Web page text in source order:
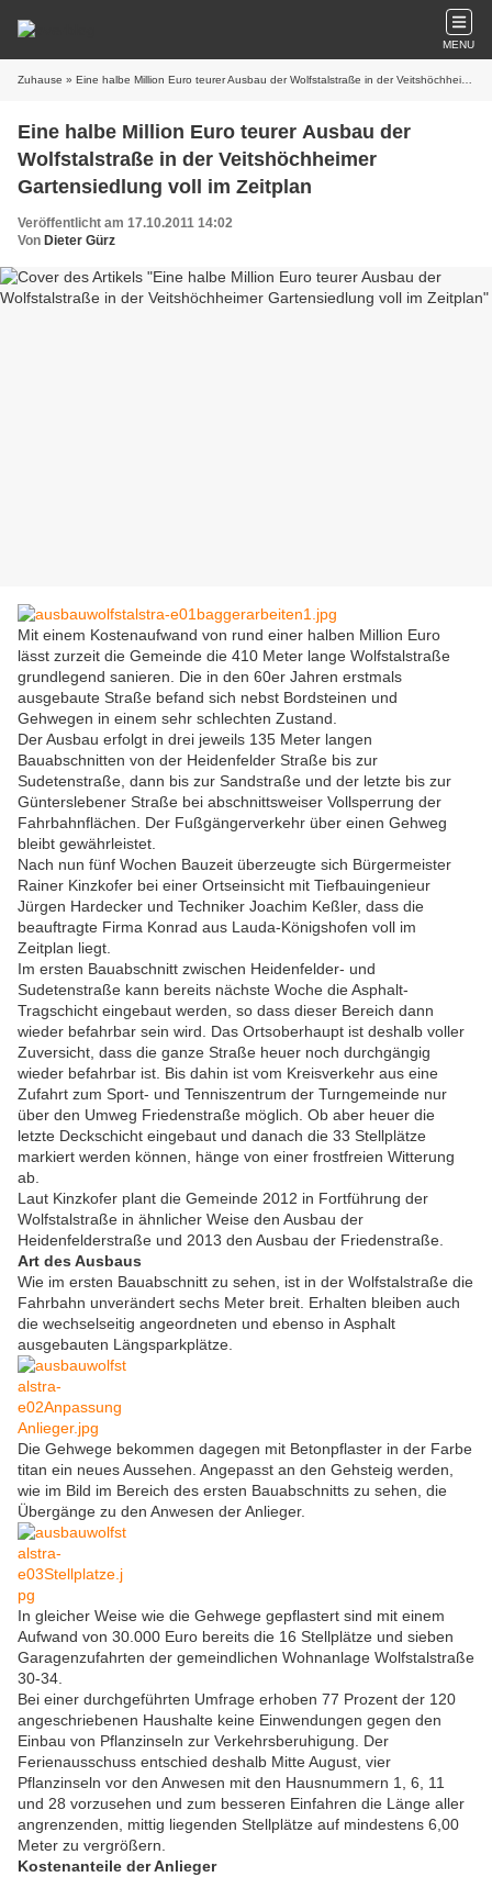
MENU
Zuhause » Eine halbe Million Euro teurer Ausbau der Wolfstalstraße in der Veitshöchheimer Gartensiedlung voll im Zeitplan
Eine halbe Million Euro teurer Ausbau der
Wolfstalstraße in der Veitshöchheimer
Gartensiedlung voll im Zeitplan
Veröffentlicht am 17.10.2011 14:02
Von Dieter Gürz
Mit einem Kostenaufwand von rund einer halben Million Euro
lässt zurzeit die Gemeinde die 410 Meter lange Wolfstalstraße
grundlegend sanieren. Die in den 60er Jahren erstmals
ausgebaute Straße befand sich nebst Bordsteinen und
Gehwegen in einem sehr schlechten Zustand.
Der Ausbau erfolgt in drei jeweils 135 Meter langen
Bauabschnitten von der Heidenfelder Straße bis zur
Sudetenstraße, dann bis zur Sandstraße und der letzte bis zur
Günterslebener Straße bei abschnittsweiser Vollsperrung der
Fahrbahnflächen. Der Fußgängerverkehr über einen Gehweg
bleibt gewährleistet.
Nach nun fünf Wochen Bauzeit überzeugte sich Bürgermeister
Rainer Kinzkofer bei einer Ortseinsicht mit Tiefbauingenieur
Jürgen Hardecker und Techniker Joachim Keßler, dass die
beauftragte Firma Konrad aus Lauda-Königshofen voll im
Zeitplan liegt.
Im ersten Bauabschnitt zwischen Heidenfelder- und
Sudetenstraße kann bereits nächste Woche die Asphalt-
Tragschicht eingebaut werden, so dass dieser Bereich dann
wieder befahrbar sein wird. Das Ortsoberhaupt ist deshalb voller
Zuversicht, dass die ganze Straße heuer noch durchgängig
wieder befahrbar ist. Bis dahin ist vom Kreisverkehr aus eine
Zufahrt zum Sport- und Tenniszentrum der Turngemeinde nur
über den Umweg Friedenstraße möglich. Ob aber heuer die
letzte Deckschicht eingebaut und danach die 33 Stellplätze
markiert werden können, hänge von einer frostfreien Witterung
ab.
Laut Kinzkofer plant die Gemeinde 2012 in Fortführung der
Wolfstalstraße in ähnlicher Weise den Ausbau der
Heidenfelderstraße und 2013 den Ausbau der Friedenstraße.
Art des Ausbaus
Wie im ersten Bauabschnitt zu sehen, ist in der Wolfstalstraße die
Fahrbahn unverändert sechs Meter breit. Erhalten bleiben auch
die wechselseitig angeordneten und ebenso in Asphalt
ausgebauten Längsparkplätze.
Die Gehwege bekommen dagegen mit Betonpflaster in der Farbe
titan ein neues Aussehen. Angepasst an den Gehsteig werden,
wie im Bild im Bereich des ersten Bauabschnitts zu sehen, die
Übergänge zu den Anwesen der Anlieger.
In gleicher Weise wie die Gehwege gepflastert sind mit einem
Aufwand von 30.000 Euro bereits die 16 Stellplätze und sieben
Garagenzufahrten der gemeindlichen Wohnanlage Wolfstalstraße
30-34.
Bei einer durchgeführten Umfrage erhoben 77 Prozent der 120
angeschriebenen Haushalte keine Einwendungen gegen den
Einbau von Pflanzinseln zur Verkehrsberuhigung. Der
Ferienausschuss entschied deshalb Mitte August, vier
Pflanzinseln vor den Anwesen mit den Hausnummern 1, 6, 11
und 28 vorzusehen und zum besseren Einfahren die Länge aller
angrenzenden, mittig liegenden Stellplätze auf mindestens 6,00
Meter zu vergrößern.
Kostenanteile der Anlieger